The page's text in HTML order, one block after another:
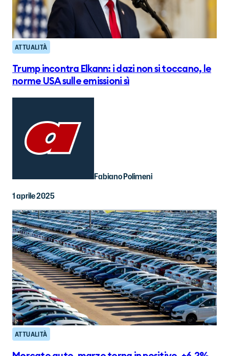
ATTUALITÀ
Trump incontra Elkann: i dazi non si toccano, le
norme USA sulle emissioni sì
Fabiano Polimeni
1 aprile 2025
ATTUALITÀ